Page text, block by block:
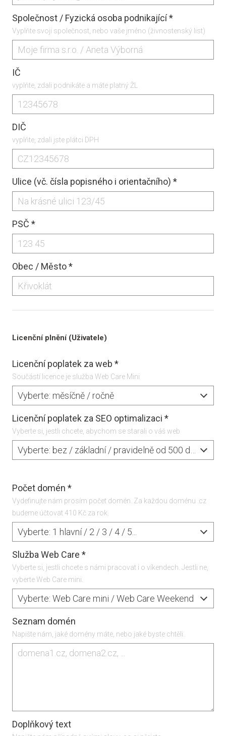
Společnost / Fyzická osoba podnikající*
Vyplňte svoji společnost, nebo vaše jméno (živnostenský list)
IČ
vyplňte, zdali podnikáte a máte platný ŽL
DIČ
vyplňte, zdali jste plátci DPH
Ulice (vč. čísla popisného i orientačního) *
PSČ *
Obec / Město*
Licenční plnění (Uživatele)
Licenční poplatek za web *
Součástí licence je služba Web Care Mini
Vyberte: měsíčně / ročně
Licenční poplatek za SEO optimalizaci *
Vyberte si, jestli chcete, abychom se starali o váš web
Počet domén *
Vydefinujte nám prosím počet domén. Za každou doménu .cz
budeme účtovat 410 Kč za rok.
Vyberte: 1 hlavní / 2 / 3 / 4 / 5...
Služba Web Care *
Vyberte si, jestli chcete s námi pracovat i o víkendech. Jestli ne,
vyberte Web Care mini.
Vyberte: Web Care mini / Web Care Weekend
Seznam domén
Napište nám, jaké domény máte, nebo jaké byste chtěli.
Doplňkový text